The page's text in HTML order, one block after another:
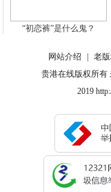
“初恋裤”是什么鬼？
网站介绍 老
贵港在线版权所有
2019